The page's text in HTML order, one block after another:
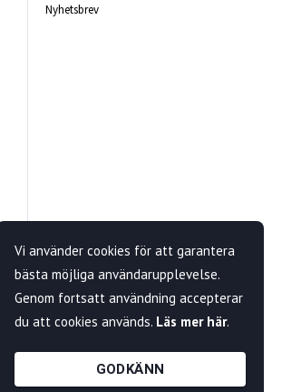
Nyhetsbrev
Vi använder cookies för att garantera
bästa möjliga användarupplevelse.
Genom fortsatt användning accepterar
du att cookies används. Läs mer här.
GODKÄNN